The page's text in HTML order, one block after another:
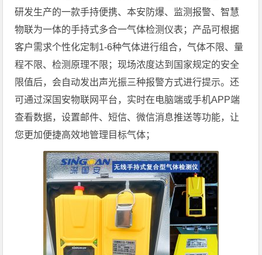
研发生产的一款手持便携、本安防爆、监测报警、智慧
物联为一体的手持式多合一气体检测仪表；产品可根据
客户需求个性化定制1-6种气体进行组合，气体不限、量
程不限、检测原理不限；现场浓度达到国家规定的安全
限值后，会自动发出声光振三种报警方式进行提示。还
可通过深国安物联网平台，实时在电脑端或手机APP端
查看数据，设置邮件、短信、微信消息推送等功能，让
您更加便捷高效地管理目标气体；